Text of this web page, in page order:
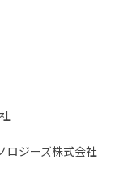
ロジーズ株式会社